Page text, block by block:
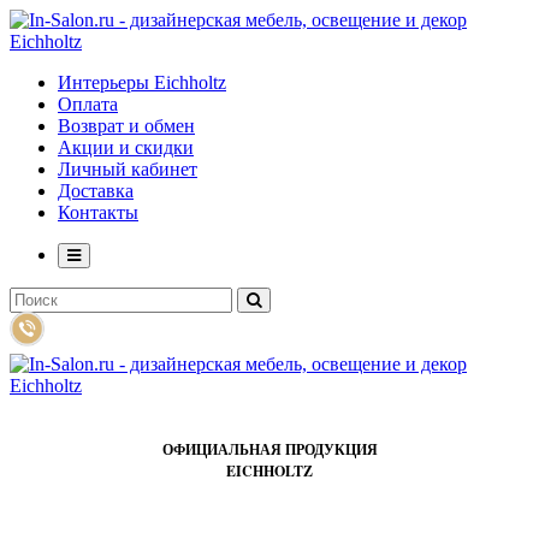
Интерьеры Eichholtz
Оплата
Возврат и обмен
Акции и скидки
Личный кабинет
Доставка
Контакты
ОФИЦИАЛЬНАЯ ПРОДУКЦИЯ
EICHHOLTZ